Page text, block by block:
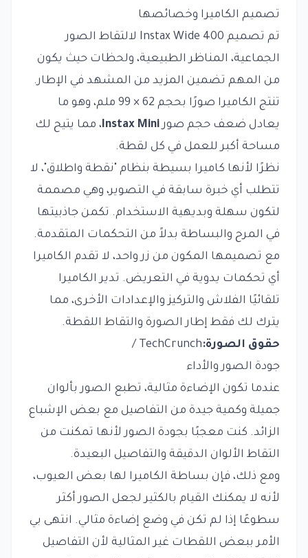
تصميم الكاميرا وخصائصها
تم تصميم Instax Wide 400 لالتقاط الصور
الجماعية، المناظر الطبيعية، ولحظات حيث يكون
من المهم تضمين المزيد من المشهد في الإطار.
تنتج الكاميرا صورًا بحجم 62 × 99 ملم، وهو ما
يعادل ضعف حجم صورInstax Mini، مما يتيح لك
مساحة أكبر للعمل في كل لقطة.
نظرًا لأنها كاميرا بسيطة بنظام "نقطة واطلاق"، لا
تتطلب أي خبرة سابقة في التصوير، وهي مصممة
لتكون سهلة وبديهية الاستخدام. تكمن جاذبيتها
في المرح والبساطة بدلاً من التحكمات المتقدمة.
مع تصميمها المكون من زر واحد، لا تقدم الكاميرا
أي تحكمات يدوية في التعريض. تدير الكاميرا
تلقائيًا الفلاش والتركيز والإعدادات الأخرى، مما
يترك لك فقط إطار الصورة والتقاط اللقطة.
حقوق الصورة:TechCrunch /
جودة الصور والأداء
عندما تكون الإضاءة مثالية، تطبع الصور بألوان
جميلة وكمية جيدة من التفاصيل مع بعض الإشباع
الزائد. كنت معجبًا بجودة الصور لأنها تمكنت من
التقاط الألوان الدقيقة والتفاصيل البعيدة.
ومع ذلك، فإن بساطة الكاميرا لها بعض العيوب،
لأنه لا يمكنك القيام بالكثير لجعل الصور أكثر
سطوعًا إذا لم تكن في وضع إضاءة مثالي. انتهى بي
الأمر ببعض اللقطات غير المثالية لأن التفاصيل